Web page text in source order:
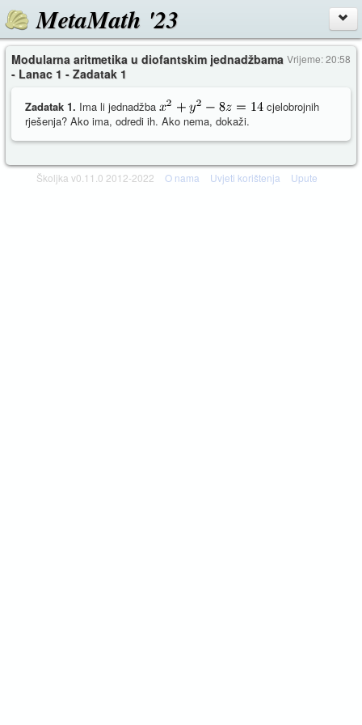
MetaMath '23
Vrijeme: 20:58
Modularna aritmetika u diofantskim jednadžbama
- Lanac 1 - Zadatak 1
Zadatak 1. Ima li jednadžba
cjelobrojnih
rješenja? Ako ima, odredi ih. Ako nema, dokaži.
Školjka v0.11.0 2012-2022 O nama Uvjeti korištenja Upute